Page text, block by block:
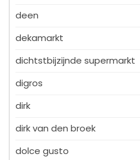
deen
dekamarkt
dichtstbijzijnde supermarkt
digros
dirk
dirk van den broek
dolce gusto